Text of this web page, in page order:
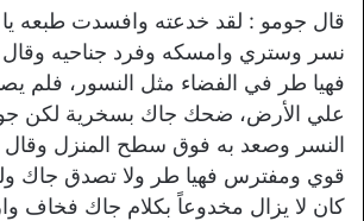
قال جومو : لقد خدعته وافسدت طبعه
نسر وستري وامسكه وفرد جناحيه
فهيا طر في الفضاء مثل النسور، فلم
علي الأرض، ضحك جاك بسخرية لكن
النسر وصعد به فوق سطح المنزل وقال
قوي ومفترس فهيا طر ولا تصدق جاك
كان لا يزال مخدوعاً بكلام جاك فخاف